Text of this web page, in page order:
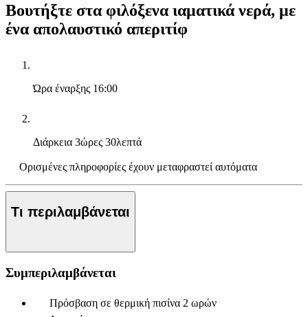
Βουτήξτε στα φιλόξενα ιαματικά νερά, με
ένα απολαυστικό απεριτίφ
Ώρα έναρξης 16:00
Διάρκεια 3ώρες 30λεπτά
Ορισμένες πληροφορίες έχουν μεταφραστεί αυτόματα
Τι περιλαμβάνεται
Συμπεριλαμβάνεται
Πρόσβαση σε θερμική πισίνα 2 ωρών